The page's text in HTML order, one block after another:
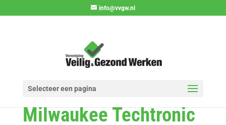
info@vvgw.nl
Selecteer een pagina
Milwaukee Techtronic